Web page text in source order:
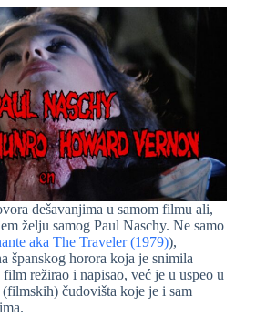
dešavanjima u samom filmu ali,
želju samog Paul Naschy. Ne samo
aka The Traveler (1979)),
španskog horora koja je snimila
režirao i napisao, već je u uspeo u
čudovišta koje je i sam